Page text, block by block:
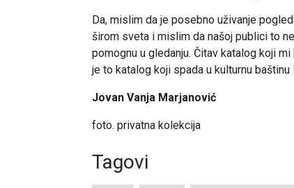
Da, mislim da je posebno uživanje
širom sveta i mislim da našoj publici to
pomognu u gledanju. Čitav katalog koji
je to katalog koji spada u kulturnu
Jovan Vanja Marjanović
foto. privatna kolekcija
Tagovi